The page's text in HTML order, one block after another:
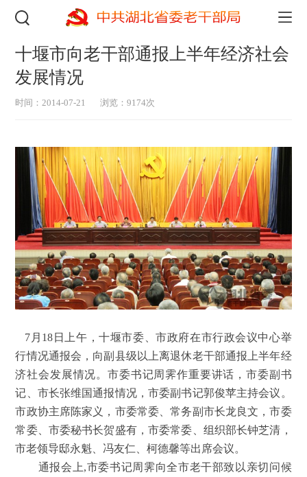
十堰市向老干部通报上半年经济社会
发展情况
时间：2014-07-21 浏览：9174次
7月18日上午，十堰市委、市政府在市行政会议中心举
行情况通报会，向副县级以上离退休老干部通报上半年经
济社会发展情况。市委书记周霁作重要讲话，市委副书
记、市长张维国通报情况，市委副书记郭俊苹主持会议。
市政协主席陈家义，市委常委、常务副市长龙良文，市委
常委、市委秘书长贺盛有，市委常委、组织部长钟芝清，
市老领导邸永魁、冯友仁、柯德馨等出席会议。
通报会上,市委书记周霁向全市老干部致以亲切问候